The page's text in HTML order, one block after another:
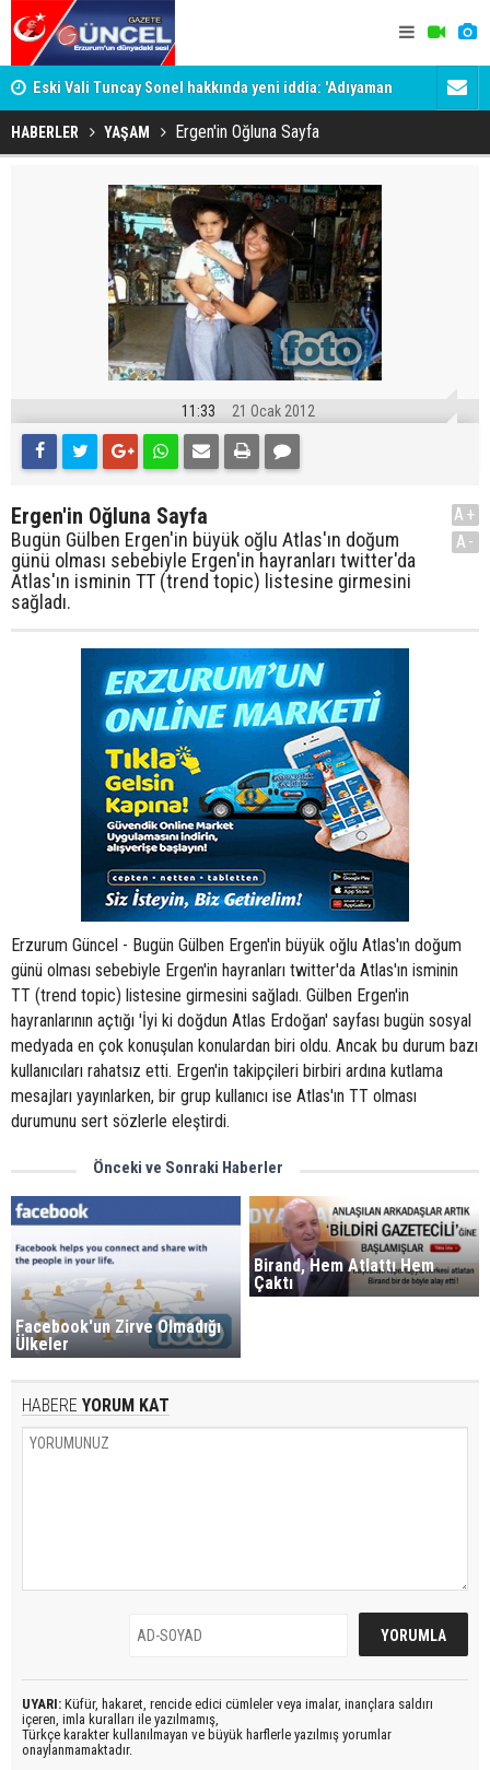
Eski Vali Tuncay Sonel hakkında yeni iddia: 'Adıyaman
Valisini devirme operasyonu'
HABERLER YAŞAM Ergen'in Oğluna Sayfa
11:33 21 Ocak 2012
Ergen'in Oğluna Sayfa
Bugün Gülben Ergen'in büyük oğlu Atlas'ın doğum
günü olması sebebiyle Ergen'in hayranları twitter'da
Atlas'ın isminin TT (trend topic) listesine girmesini
sağladı.
A+
A-
Erzurum Güncel - Bugün Gülben Ergen'in büyük oğlu Atlas'ın doğum
günü olması sebebiyle Ergen'in hayranları twitter'da Atlas'ın isminin
TT (trend topic) listesine girmesini sağladı. Gülben Ergen'in
hayranlarının açtığı 'İyi ki doğdun Atlas Erdoğan' sayfası bugün sosyal
medyada en çok konuşulan konulardan biri oldu. Ancak bu durum bazı
kullanıcıları rahatsız etti. Ergen'in takipçileri birbiri ardına kutlama
mesajları yayınlarken, bir grup kullanıcı ise Atlas'ın TT olması
durumunu sert sözlerle eleştirdi.
Önceki ve Sonraki Haberler
Facebook'un Zirve Olmadığı
Ülkeler
Birand, Hem Atlattı Hem
Çaktı
HABERE YORUM KAT
UYARI: Küfür, hakaret, rencide edici cümleler veya imalar, inançlara saldırı
içeren, imla kuralları ile yazılmamış,
Türkçe karakter kullanılmayan ve büyük harflerle yazılmış yorumlar
onaylanmamaktadır.